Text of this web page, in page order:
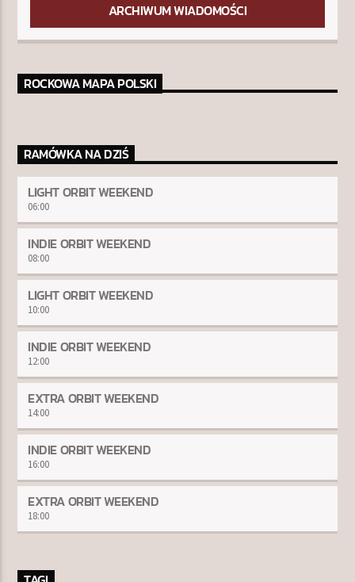
ARCHIWUM WIADOMOŚCI
ROCKOWA MAPA POLSKI
RAMÓWKA NA DZIŚ
LIGHT ORBIT WEEKEND
06:00
INDIE ORBIT WEEKEND
08:00
LIGHT ORBIT WEEKEND
10:00
INDIE ORBIT WEEKEND
12:00
EXTRA ORBIT WEEKEND
14:00
INDIE ORBIT WEEKEND
16:00
EXTRA ORBIT WEEKEND
18:00